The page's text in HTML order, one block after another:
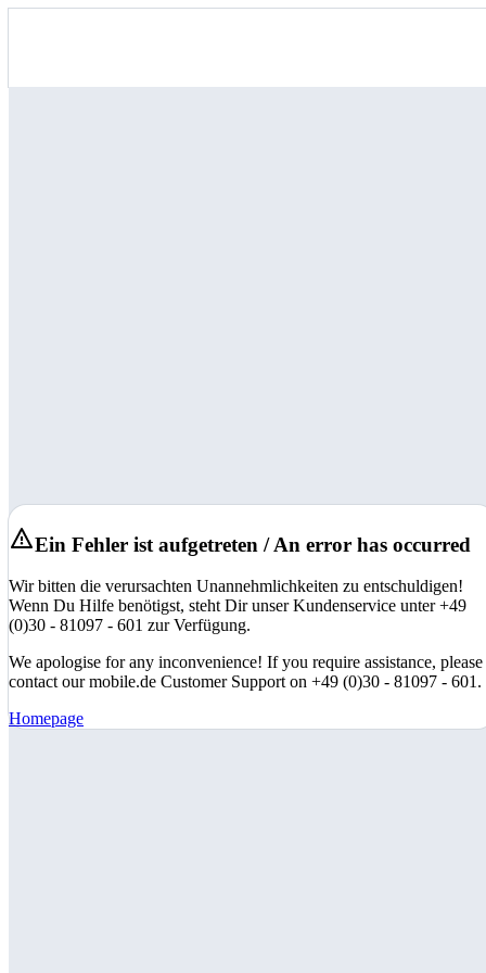
Ein Fehler ist aufgetreten / An error has occurred
Wir bitten die verursachten Unannehmlichkeiten zu entschuldigen!
Wenn Du Hilfe benötigst, steht Dir unser Kundenservice unter +49
(0)30 - 81097 - 601 zur Verfügung.
We apologise for any inconvenience! If you require assistance, please
contact our mobile.de Customer Support on +49 (0)30 - 81097 - 601.
Homepage